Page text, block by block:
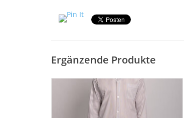
Ergänzende Produkte
Exclusiver Herren Pyjama lang 8046 Farbe
taupe von Novila. Aus feinem Popeline
Streifen 100% Baumwolle. Klassischer
weiß-taupe Streifen. Von Größe 46 - 58